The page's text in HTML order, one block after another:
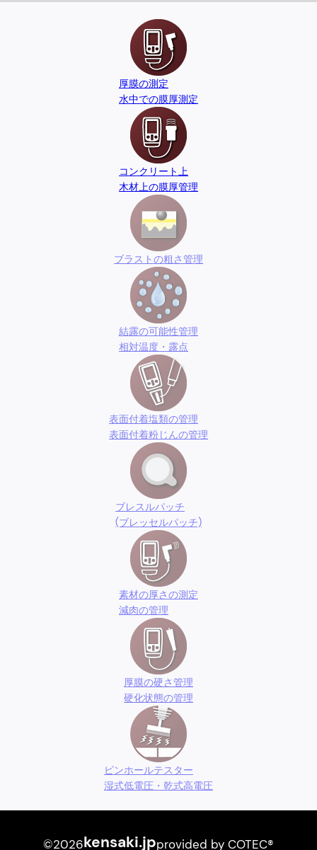
厚膜の測定
水中での膜厚測定
コンクリート上
木材上の膜厚管理
ブラストの粗さ管理
結露の可能性管理
相対温度・露点
表面付着塩類の管理
表面付着粉じんの管理
ブレスルパッチ
(ブレッセルパッチ)
素材の厚さの測定
減肉の管理
厚膜の硬さ管理
硬化状態の管理
ピンホールテスター
湿式低電圧・乾式高電圧
©2026kensaki.jpprovided by COTEC®